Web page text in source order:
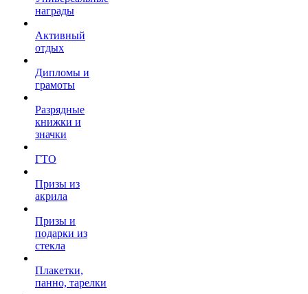
награды
Активный
отдых
Дипломы и
грамоты
Разрядные
книжки и
значки
ГТО
Призы из
акрила
Призы и
подарки из
стекла
Плакетки,
панно, тарелки